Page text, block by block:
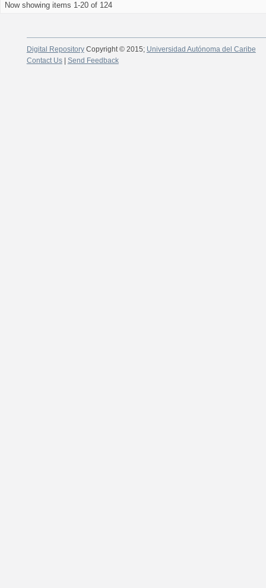
Now showing items 1-20 of 124
Digital RepositoryCopyright © 2015; Universidad Autónoma del Caribe
Contact Us| Send Feedback